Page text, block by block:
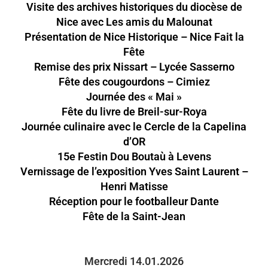
Visite des archives historiques du diocèse de
Nice avec Les amis du Malounat
Présentation de Nice Historique – Nice Fait la
Fête
Remise des prix Nissart – Lycée Sasserno
Fête des cougourdons – Cimiez
Journée des « Mai »
Fête du livre de Breil-sur-Roya
Journée culinaire avec le Cercle de la Capelina
d’OR
15e Festin Dou Boutaù à Levens
Vernissage de l’exposition Yves Saint Laurent –
Henri Matisse
Réception pour le footballeur Dante
Fête de la Saint-Jean
Mercredi 14.01.2026